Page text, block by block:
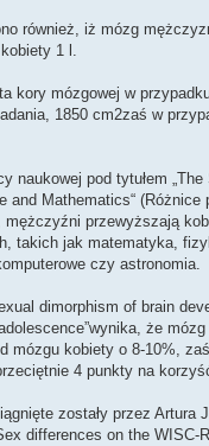
również, iż mózg
1 l.
kory mózgowej w
1850 cm2zaś w
naukowej pod tytułem
and Mathematics“ (Różnice
mężczyźni przewyższają
takich jak matematyka,
czy astronomia.
dimorphism of brain
że
mózgu kobiety o 8-10%,
4 punkty na
zostały przez Artura
differences on the WISC-